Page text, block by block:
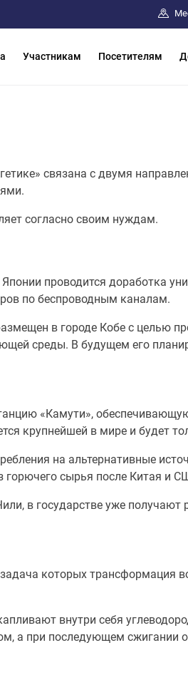
Участникам Посетителям
связана с двумя
согласно своим нуждам.
проводится доработка
по беспроводным каналам.
в городе Кобе с целью
среды. В будущем его
«Камути»,
крупнейшей в мире и будет
на альтернативные
горючего сырья после Китая и
в государстве уже получают
которых трансформация
внутри себя
а при последующем сжигании